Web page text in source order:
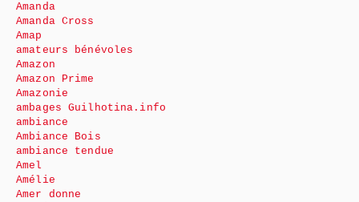
Amanda
Amanda Cross
Amap
amateurs bénévoles
Amazon
Amazon Prime
Amazonie
ambages Guilhotina.info
ambiance
Ambiance Bois
ambiance tendue
Amel
Amélie
Amer donne